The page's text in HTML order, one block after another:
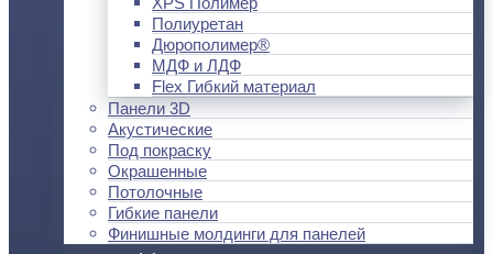
Полиуретан
Дюрополимер®
МДФ и ЛДФ
Flex Гибкий материал
Панели 3D
Акустические
Под покраску
Окрашенные
Потолочные
Гибкие панели
Финишные молдинги для панелей